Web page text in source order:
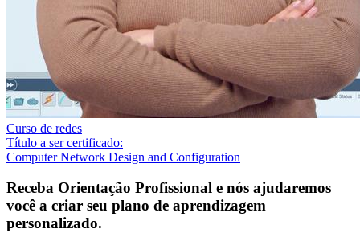
Curso de redes
Título a ser certificado:
Computer Network Design and Configuration
Receba Orientação Profissional e nós ajudaremos
você a criar seu plano de aprendizagem
personalizado.